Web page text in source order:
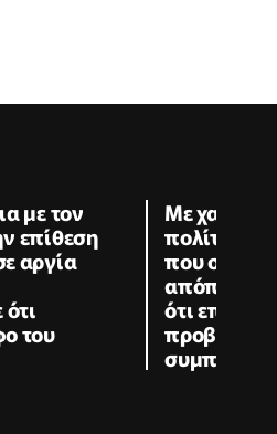
με τον
επίθεση
αργία
του
Με
πολίτη και
που
απόπειρα
ότι